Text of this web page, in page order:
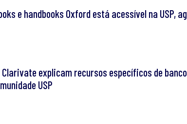
e handbooks Oxford está acessível na USP,
explicam recursos específicos de
USP